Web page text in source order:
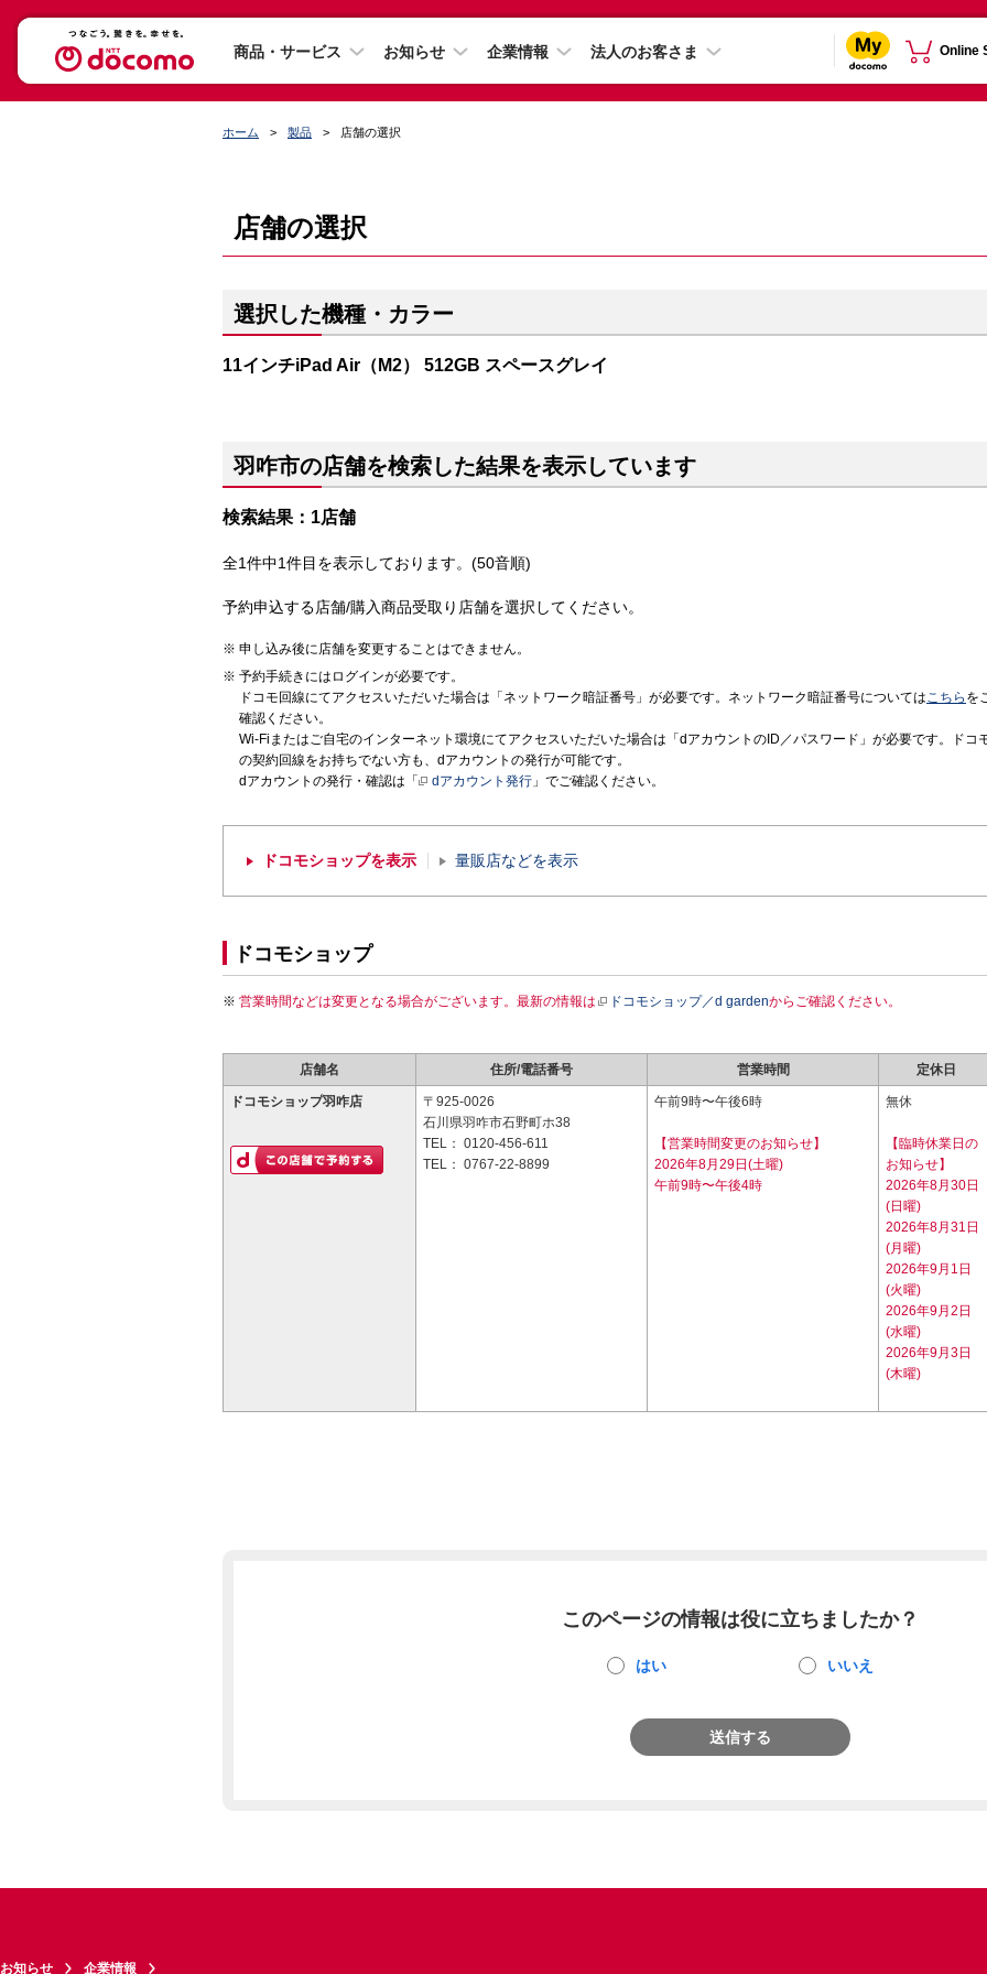
商品・サービス お知らせ 企業情報 法人のお客さま Online
ホーム 製品 店舗の選択
店舗の選択
選択した機種・カラー
11インチiPad Air（M2） 512GB スペースグレイ
羽咋市の店舗を検索した結果を表示しています
検索結果：1店舗
全1件中1件目を表示しております。(50音順)
予約申込する店舗/購入商品受取り店舗を選択してください。
申し込み後に店舗を変更することはできません。
予約手続きにはログインが必要です。
ドコモ回線にてアクセスいただいた場合は「ネットワーク暗証番号」が必要です。ネットワーク暗証番号についてはこちら を
確認ください。
Wi-Fiまたはご自宅のインターネット環境にてアクセスいただいた場合は「dアカウントのID／パスワード」が必要です。ドコ
の契約回線をお持ちでない方も、dアカウントの発行が可能です。
dアカウントの発行・確認は「
dアカウント発行 」でご確認ください。
ドコモショップを表示 量販店などを表示
ドコモショップ
営業時間などは変更となる場合がございます。最新の情報は ドコモショップ／d gardenからご確認ください。
店舗名 住所/電話番号 営業時間 定休日
ドコモショップ羽咋店
〒925-0026
石川県羽咋市石野町ホ38
TEL： 0120-456-611
TEL： 0767-22-8899
午前9時〜午後6時
【営業時間変更のお知らせ】
2026年8月29日(土曜)
午前9時〜午後4時
無休
【臨時休業日の
お知らせ】
2026年8月30日
(日曜)
2026年8月31日
(月曜)
2026年9月1日
(火曜)
2026年9月2日
(水曜)
2026年9月3日
(木曜)
このページの情報は役に立ちましたか？
はい いいえ
送信する
お知らせ 企業情報